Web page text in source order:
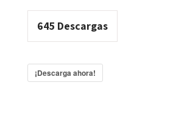
645 Descargas
¡Descarga ahora!